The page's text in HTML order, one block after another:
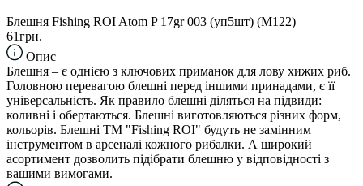
Блешня Fishing ROI Atom P 17gr 003 (уп5шт) (M122)
61грн.
Опис
Блешня – є однією з ключових приманок для лову хижих риб.
Головною перевагою блешні перед іншими принадами, є її
універсальність. Як правило блешні діляться на підвиди:
коливні і обертаються. Блешні виготовляються різних форм,
кольорів. Блешні TM "Fishing ROI" будуть не замінним
інструментом в арсеналі кожного рибалки. А широкий
асортимент дозволить підібрати блешню у відповідності з
вашими вимогами.